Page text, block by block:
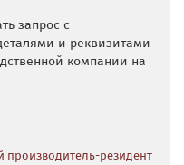
запрос с
и реквизитами
компании на
производитель-резидент